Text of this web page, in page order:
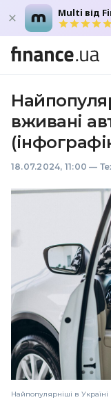
Multi від
вживані
18.07.2024, 11:00 —
Найпопулярніші в